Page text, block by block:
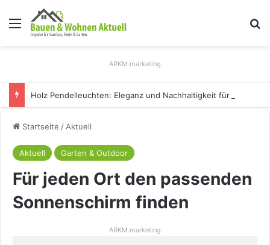
Menü
ARKM.marketing
Startseite / Aktuell
Aktuell Garten & Outdoor
Für jeden Ort den passenden
Sonnenschirm finden
ARKM.marketing